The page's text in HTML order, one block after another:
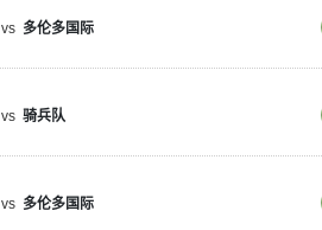
vs 多伦多国际
vs 骑兵队
vs 多伦多国际